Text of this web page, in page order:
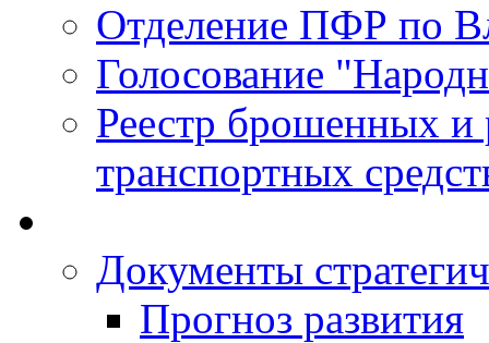
Отделение ПФР по
Голосование
Реестр брошенных и
транспортных
Документы
Прогноз развития